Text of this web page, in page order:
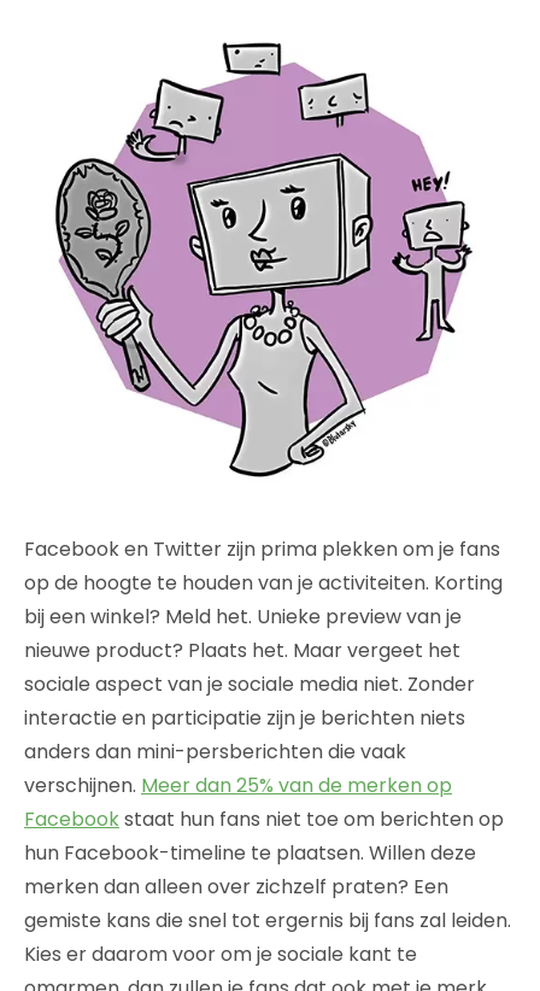
Facebook en Twitter zijn prima plekken om je fans
op de hoogte te houden van je activiteiten. Korting
bij een winkel? Meld het. Unieke preview van je
nieuwe product? Plaats het. Maar vergeet het
sociale aspect van je sociale media niet. Zonder
interactie en participatie zijn je berichten niets
anders dan mini-persberichten die vaak
verschijnen. Meer dan 25% van de merken op
Facebookstaat hun fans niet toe om berichten op
hun Facebook-timeline te plaatsen. Willen deze
merken dan alleen over zichzelf praten? Een
gemiste kans die snel tot ergernis bij fans zal leiden.
Kies er daarom voor om je sociale kant te